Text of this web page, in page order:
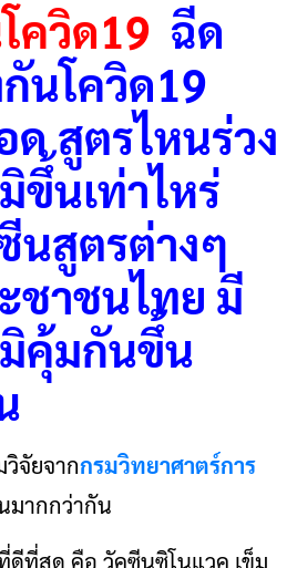
ควิด19 ฉีด
นโควิด19
ด สูตรไหนร่วง
ขึ้นเท่าไหร่
นสูตรต่างๆ
ชาชนไทย มี
คุ้มกันขึ้น
จัยจากกรมวิทยาศาตร์การ
มากกว่ากัน
ที่สุด คือ วัคซีนซิโนแวค เข็ม